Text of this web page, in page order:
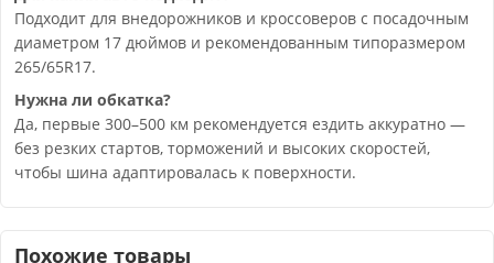
Подходит для внедорожников и кроссоверов с посадочным
диаметром 17 дюймов и рекомендованным типоразмером
265/65R17.
Нужна ли обкатка?
Да, первые 300–500 км рекомендуется ездить аккуратно —
без резких стартов, торможений и высоких скоростей,
чтобы шина адаптировалась к поверхности.
Похожие товары